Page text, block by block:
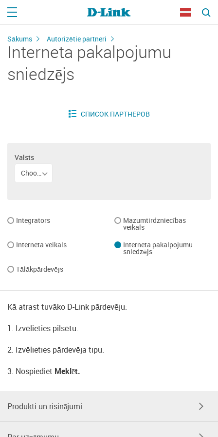
Sākums Autorizētie partneri
Interneta pakalpojumu
sniedzējs
Valsts
Choose the country
Integrators Mazumtirdzniecības
veikals
Interneta veikals
Interneta pakalpojumu
sniedzējs
Tālākpārdevējs
Kā atrast tuvāko D-Link pārdevēju:
1. Izvēlieties pilsētu.
2. Izvēlieties pārdevēja tipu.
3. Nospiediet Meklēt.
Produkti un risinājumi